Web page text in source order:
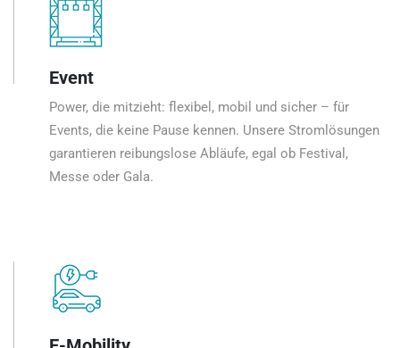
Event
Power, die mitzieht: flexibel, mobil und sicher – für
Events, die keine Pause kennen. Unsere Stromlösungen
garantieren reibungslose Abläufe, egal ob Festival,
Messe oder Gala.